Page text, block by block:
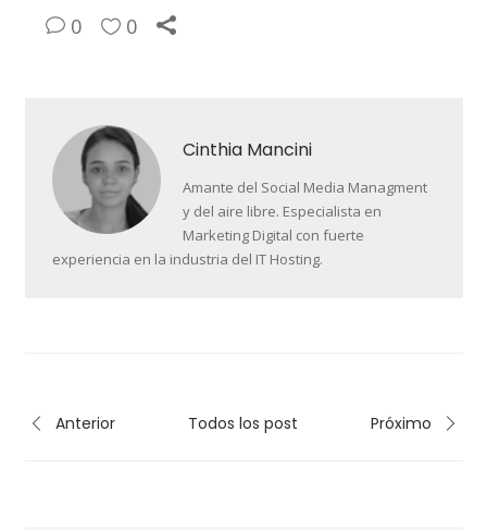
0 0
Cinthia Mancini
Amante del Social Media Managment
y del aire libre. Especialista en
Marketing Digital con fuerte
experiencia en la industria del IT Hosting.
Anterior Todos los post Próximo